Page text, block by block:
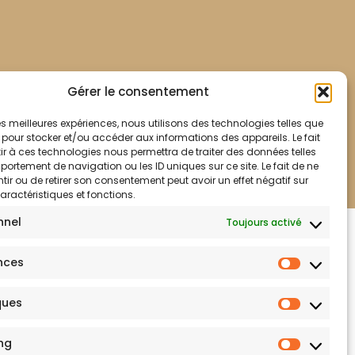
Gérer le consentement
meilleures expériences, nous utilisons des technologies telles que
stocker et/ou accéder aux informations des appareils. Le fait
à ces technologies nous permettra de traiter des données telles
de navigation ou les ID uniques sur ce site. Le fait de ne
ou de retirer son consentement peut avoir un effet négatif sur
et fonctions.
Toujours activé
Mentions légales